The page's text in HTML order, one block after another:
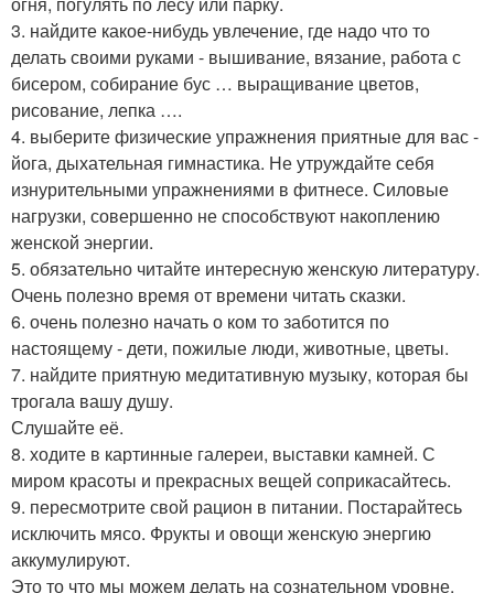
3. найдите какое-нибудь увлечение, где надо что то
делать своими руками - вышивание, вязание, работа с
бисером, собирание бус … выращивание цветов,
рисование, лепка ….
4. выберите физические упражнения приятные для вас -
йога, дыхательная гимнастика. Не утруждайте себя
изнурительными упражнениями в фитнесе. Силовые
нагрузки, совершенно не способствуют накоплению
женской энергии.
5. обязательно читайте интересную женскую литературу.
Очень полезно время от времени читать сказки.
6. очень полезно начать о ком то заботится по
настоящему - дети, пожилые люди, животные, цветы.
7. найдите приятную медитативную музыку, которая бы
трогала вашу душу.
Слушайте её.
8. ходите в картинные галереи, выставки камней. С
миром красоты и прекрасных вещей соприкасайтесь.
9. пересмотрите свой рацион в питании. Постарайтесь
исключить мясо. Фрукты и овощи женскую энергию
аккумулируют.
Это то что мы можем делать на сознательном уровне.